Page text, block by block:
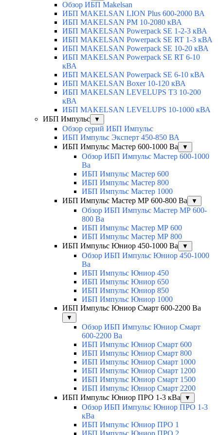
Обзор ИБП Makelsan
ИБП MAKELSAN LION Plus 600-2000 ВА
ИБП MAKELSAN PM 10-2080 кВА
ИБП MAKELSAN Powerpack SE 1-2-3 кВА
ИБП MAKELSAN Powerpack SE RT 1-3 кВА
ИБП MAKELSAN Powerpack SE 10-20 кВА
ИБП MAKELSAN Powerpack SE RT 6-10
кВА
ИБП MAKELSAN Powerpack SE 6-10 кВА
ИБП MAKELSAN Boxer 10-120 кВА
ИБП MAKELSAN LEVELUPS T3 10-200
кВА
ИБП MAKELSAN LEVELUPS 10-1000 кВА
ИБП Импульс
▼
Обзор серий ИБП Импульс
ИБП Импульс Эксперт 450-850 ВА
ИБП Импульс Мастер 600-1000 Ва
▼
Обзор ИБП Импульс Мастер 600-1000
Ва
ИБП Импульс Мастер 600
ИБП Импульс Мастер 800
ИБП Импульс Мастер 1000
ИБП Импульс Мастер МР 600-800 Ва
▼
Обзор ИБП Импульс Мастер МР 600-
800 Ва
ИБП Импульс Мастер МР 600
ИБП Импульс Мастер МР 800
ИБП Импульс Юниор 450-1000 Ва
▼
Обзор ИБП Импульс Юниор 450-1000
Ва
ИБП Импульс Юниор 450
ИБП Импульс Юниор 650
ИБП Импульс Юниор 850
ИБП Импульс Юниор 1000
ИБП Импульс Юниор Смарт 600-2200 Ва
▼
Обзор ИБП Импульс Юниор Смарт
600-2200 Ва
ИБП Импульс Юниор Смарт 600
ИБП Импульс Юниор Смарт 800
ИБП Импульс Юниор Смарт 1000
ИБП Импульс Юниор Смарт 1200
ИБП Импульс Юниор Смарт 1500
ИБП Импульс Юниор Смарт 2200
ИБП Импульс Юниор ПРО 1-3 кВа
▼
Обзор ИБП Импульс Юниор ПРО 1-3
кВа
ИБП Импульс Юниор ПРО 1